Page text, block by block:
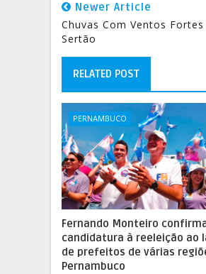
Newer Article
Chuvas Com Ventos
Sertão
RELATED POST
PERNAMBUCO
Fernando Monteiro
candidatura à reeleição ao
de prefeitos de várias
Pernambuco